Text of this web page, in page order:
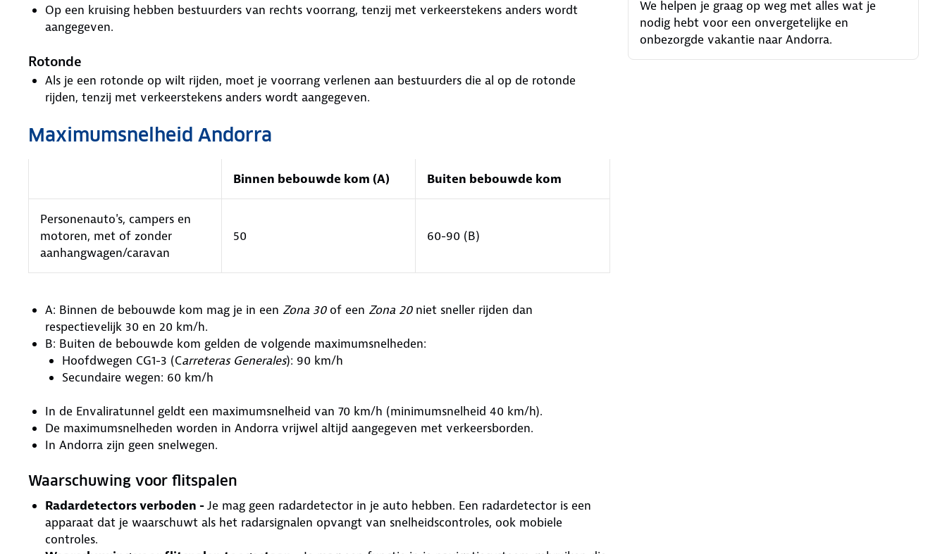
Op een kruising hebben bestuurders van rechts voorrang, tenzij met verkeerstekens anders wordt
aangegeven.
Rotonde
Als je een rotonde op wilt rijden, moet je voorrang verlenen aan bestuurders die al op de rotonde
rijden, tenzij met verkeerstekens anders wordt aangegeven.
Maximumsnelheid Andorra
Binnen bebouwde kom (A) Buiten bebouwde kom
Personenauto's, campers en
motoren, met of zonder
aanhangwagen/caravan
50 60-90 (B)
A: Binnen de bebouwde kom mag je in een Zona 30of een Zona 20niet sneller rijden dan
respectievelijk 30 en 20 km/h.
B: Buiten de bebouwde kom gelden de volgende maximumsnelheden:
Hoofdwegen CG1-3 (Carreteras Generales): 90 km/h
Secundaire wegen: 60 km/h
In de Envaliratunnel geldt een maximumsnelheid van 70 km/h (minimumsnelheid 40 km/h).
De maximumsnelheden worden in Andorra vrijwel altijd aangegeven met verkeersborden.
In Andorra zijn geen snelwegen.
Waarschuwing voor flitspalen
Radardetectors verboden -Je mag geen radardetector in je auto hebben. Een radardetector is een
apparaat dat je waarschuwt als het radarsignalen opvangt van snelheidscontroles, ook mobiele
controles.
We helpen je graag op weg met alles wat je
nodig hebt voor een onvergetelijke en
onbezorgde vakantie naar Andorra.